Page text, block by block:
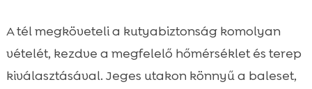
A tél megköveteli a kutyabiztonság komolyan
vételét, kezdve a megfelelő hőmérséklet és terep
kiválasztásával. Jeges utakon könnyű a baleset,